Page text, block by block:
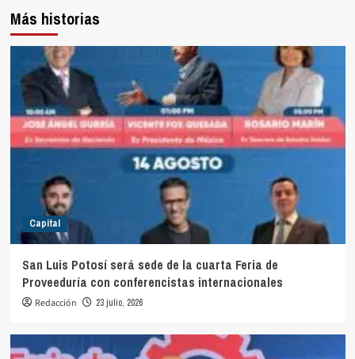
Más historias
Capital
San Luis Potosí será sede de la cuarta Feria de
Proveeduría con conferencistas internacionales
Redacción 23 julio, 2026